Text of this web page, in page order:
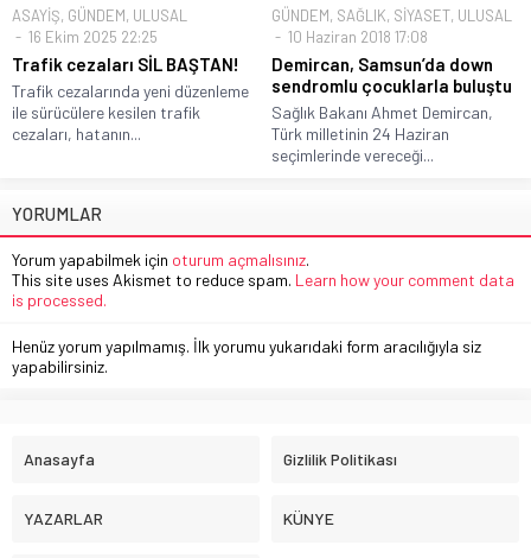
ASAYİŞ, GÜNDEM, ULUSAL
16 Ekim 2025 22:25
Trafik cezaları SİL BAŞTAN!
Trafik cezalarında yeni düzenleme
ile sürücülere kesilen trafik
cezaları, hatanın...
GÜNDEM, SAĞLIK, SİYASET, ULUSAL
10 Haziran 2018 17:08
Demircan, Samsun’da down
sendromlu çocuklarla buluştu
Sağlık Bakanı Ahmet Demircan,
Türk milletinin 24 Haziran
seçimlerinde vereceği...
YORUMLAR
Yorum yapabilmek için oturum açmalısınız.
This site uses Akismet to reduce spam. Learn how your comment data
is processed.
Henüz yorum yapılmamış. İlk yorumu yukarıdaki form aracılığıyla siz
yapabilirsiniz.
Anasayfa Gizlilik Politikası
YAZARLAR KÜNYE